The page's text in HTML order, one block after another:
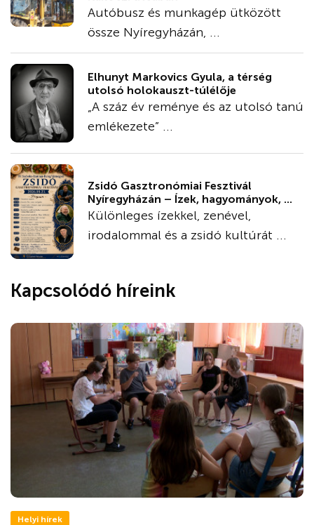
Autóbusz és munkagép ütközött
össze Nyíregyházán, ...
Elhunyt Markovics Gyula, a térség
utolsó holokauszt-túlélője
„A száz év reménye és az utolsó tanú
emlékezete” ...
Zsidó Gasztronómiai Fesztivál
Nyíregyházán – Ízek, hagyományok, ...
Különleges ízekkel, zenével,
irodalommal és a zsidó kultúrát ...
Kapcsolódó híreink
Helyi hírek